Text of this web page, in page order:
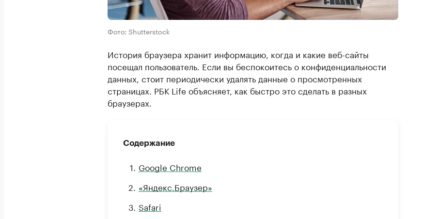
Фото: Shutterstock
История браузера хранит информацию, когда и какие веб-сайты
посещал пользователь. Если вы беспокоитесь о конфиденциальности
данных, стоит периодически удалять данные о просмотренных
страницах. РБК Life объясняет, как быстро это сделать в разных
браузерах.
Содержание
Google Chrome
«Яндекс.Браузер»
Safari